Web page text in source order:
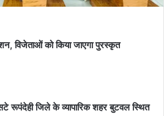
विजेताओं को किया जाएगा पुरस्कृत
रूपंदेही जिले के व्यापारिक शहर बुटवल स्थित